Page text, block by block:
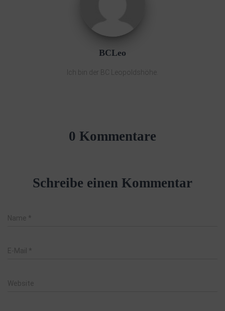
BCLeo
Ich bin der BC Leopoldshöhe.
0 Kommentare
Schreibe einen Kommentar
Name *
E-Mail *
Website